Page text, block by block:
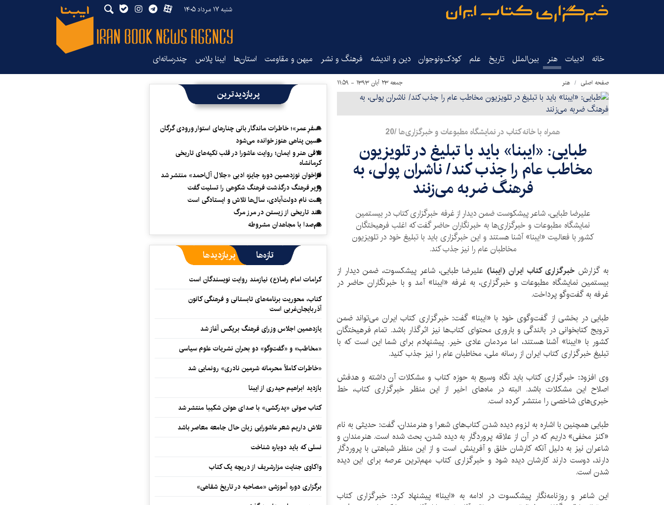
شنبه ۱۷ مرداد ۱۴۰۵
خانه ادبیات هنر بین‌الملل تاریخ‌ علم کودک‌ونوجوان دین و اندیشه فرهنگ و نشر میهن و مقاومت استان‌ها ایبنا پلاس چندرسانه‌ای
صفحه اصلی هنر جمعه ۲۳ آبان ۱۳۹۳ - ۱۱:۵۹
همراه با خانه کتاب در نمایشگاه مطبوعات و خبرگزاری‌ها /20
طبایی: «ایبنا» باید با تبلیغ در تلویزیون
مخاطب عام را جذب کند/ ناشران پولی، به
فرهنگ ضربه می‌زنند
علیرضا طبایی، شاعر پیشکوست ضمن دیدار از غرفه خبرگزاری کتاب در بیستمین
نمایشگاه مطبوعات و خبرگزاری‌ها به خبرنگاران حاضر گفت که اغلب فرهیختگان
کشور با فعالیت «ایبنا» آشنا هستند و این خبرگزاری باید با تبلیغ خود در تلویزیون
مخاطبان عام را نیز جذب کند.
به گزارش خبرگزاری کتاب ایران (ایبنا) علیرضا طبایی، شاعر پیشکسوت، ضمن دیدار از
بیستمین نمایشگاه مطبوعات و خبرگزاری، به غرفه «ایبنا» آمد و با خبرنگاران حاضر در
غرفه به گفت‌وگو پرداخت.
طبایی در بخشی از گفت‌وگوی خود با «ایبنا» گفت: خبرگزاری کتاب ایران می‌تواند ضمن
ترویج کتابخوانی در بالندگی و باروری محتوای کتاب‌ها نیز اثرگذار باشد. تمام فرهیختگان
کشور با «ایبنا» آشنا هستند، اما مردمان عادی خیر. پیشنهادم برای شما این است که با
تبلیغ خبرگزاری کتاب ایران از رسانه ملی، مخاطبان عام را نیز جذب کنید.
وی افزود: خبرگزاری کتاب باید نگاه وسیع به حوزه کتاب و مشکلات آن داشته و هدفش
اصلاح این مشکلات باشد. البته در ماه‌های اخیر از این منظر خبرگزاری کتاب، خط
خبری‌های شاخصی را منتشر کرده است.
طبایی همچنین با اشاره به لزوم دیده شدن کتاب‌های شعرا و هنرمندان، گفت: حدیثی به نام
«کنز مخفی» داریم که در آن از علاقه پروردگار به دیده شدن، بحث شده است. هنرمندان و
شاعران نیز به دلیل آنکه کارشان خلق و آفرینش است و از این منظر شباهتی با پروردگار
دارند، دوست دارند کارشان دیده شود و خبرگزاری کتاب مهم‌ترین عرصه برای این دیده
شدن است.
این شاعر و روزنامه‌نگار پیشکسوت در ادامه به «ایبنا» پیشنهاد کرد: خبرگزاری کتاب
پربازدیدترین
«سفرِ عمر»؛ خاطرات ماندگار بانی چنارهای استوار ورودی گرگان
حسین پناهی هنوز خوانده می‌شود
تلاقی هنر و ایمان؛ روایت عاشورا در قلب تکیه‌های تاریخی
کرمانشاه
فراخوان نوزدهمین دوره جایزه ادبی «جلال آل‌احمد» منتشر شد
وزیر فرهنگ درگذشت فرهنگ شکوهی را تسلیت گفت
پشت نام دولت‌آبادی، سال‌ها تلاش و ایستادگی است
سند تاریخی از زیستن در مرز مرگ
هم‌صدا با مجاهدان مشروطه
تازه‌ها پربازدیدها
کرامات امام رضا(ع) نیازمند روایت نویسندگان است
کتاب، محوریت برنامه‌های تابستانی و فرهنگی کانون
آذربایجان‌غربی است
یازدهمین اجلاس وزرای فرهنگ بریکس آغاز شد
«مخاطب» و «گفت‌وگو» دو بحران نشریات علوم سیاسی
«خاطرات کاملاً محرمانه شرمین نادری» رونمایی شد
بازدید ابراهیم حیدری از ایبنا
کتاب صوتی «پدرکشی» با صدای هوتن شکیبا منتشر شد
تلاش داریم شعر عاشورایی زبان حال جامعه معاصر باشد
نسلی که باید دوباره شناخت
واکاوی جنایت مزارشریف از دریچه یک کتاب
برگزاری دوره آموزشی «مصاحبه در تاریخ شفاهی»